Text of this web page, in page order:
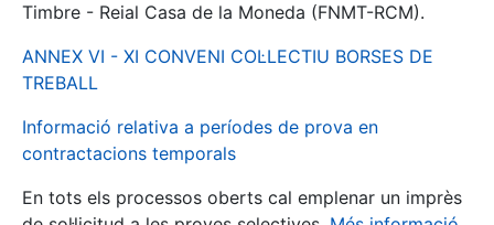
Mostra/Amaga
Timbre - Reial Casa de la Moneda (FNMT-RCM).
ANNEX VI - XI CONVENI COL·LECTIU BORSES DE
TREBALL
Informació relativa a períodes de prova en
contractacions temporals
En tots els processos oberts cal emplenar un imprès